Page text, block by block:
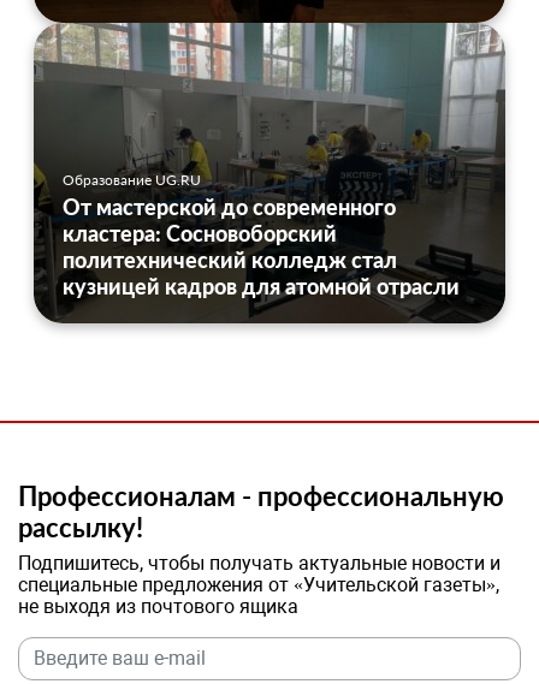
Образование UG.RU
От мастерской до современного
кластера: Сосновоборский
политехнический колледж стал
кузницей кадров для атомной отрасли
Профессионалам - профессиональную
рассылку!
Подпишитесь, чтобы получать актуальные новости и
специальные предложения от «Учительской газеты»,
не выходя из почтового ящика